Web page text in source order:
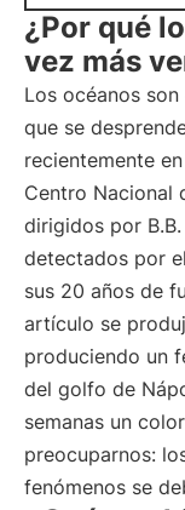
¿Por qué
vez más
Los océanos
que se
recientemente
Centro Nacional
dirigidos por
detectados por
sus 20 años de
artículo se
produciendo un
del golfo de
semanas un
preocuparnos:
fenómenos se